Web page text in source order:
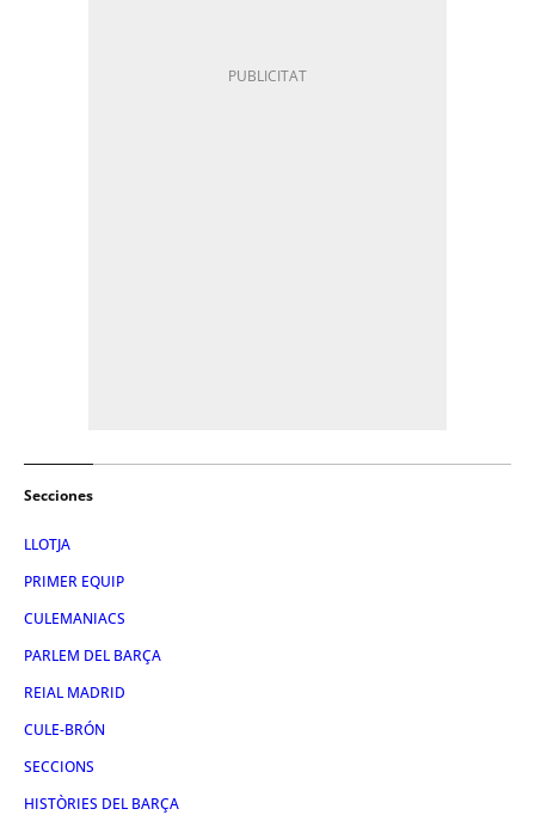
Secciones
LLOTJA
PRIMER EQUIP
CULEMANIACS
PARLEM DEL BARÇA
REIAL MADRID
CULE-BRÓN
SECCIONS
HISTÒRIES DEL BARÇA